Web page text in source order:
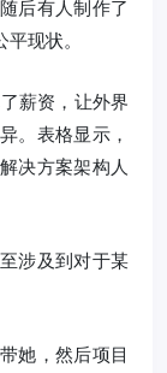
后有人制作了
现状。
薪资，让外界
。表格显示，
决方案架构人
涉及到对于某
她，然后项目